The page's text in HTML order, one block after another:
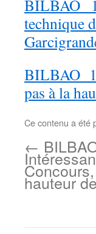
BILBAO
technique
BILBAO
pas à la
Ce contenu a été
←
hauteur